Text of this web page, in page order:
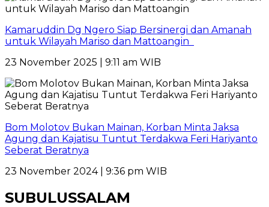
Kamaruddin Dg Ngero Siap Bersinergi dan Amanah
untuk Wilayah Mariso dan Mattoangin
23 November 2025 | 9:11 am WIB
Bom Molotov Bukan Mainan, Korban Minta Jaksa
Agung dan Kajatisu Tuntut Terdakwa Feri Hariyanto
Seberat Beratnya
23 November 2024 | 9:36 pm WIB
SUBULUSSALAM